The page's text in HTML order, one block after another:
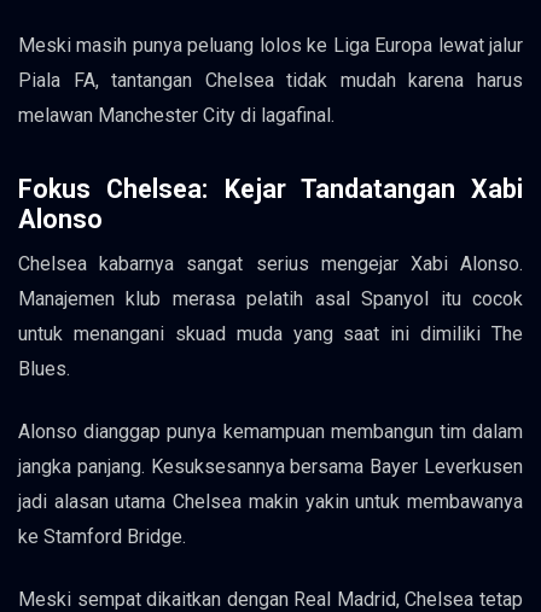
Meski masih punya peluang lolos ke Liga Europa lewat jalur
Piala FA, tantangan Chelsea tidak mudah karena harus
melawan Manchester City di lagafinal.
Fokus Chelsea: Kejar Tandatangan Xabi
Alonso
Chelsea kabarnya sangat serius mengejar Xabi Alonso.
Manajemen klub merasa pelatih asal Spanyol itu cocok
untuk menangani skuad muda yang saat ini dimiliki The
Blues.
Alonso dianggap punya kemampuan membangun tim dalam
jangka panjang. Kesuksesannya bersama Bayer Leverkusen
jadi alasan utama Chelsea makin yakin untuk membawanya
ke Stamford Bridge.
Meski sempat dikaitkan dengan Real Madrid, Chelsea tetap